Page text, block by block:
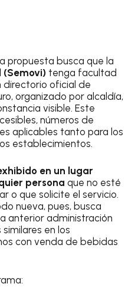
propuesta busca que la
tenga facultad
directorio oficial de
organizado por alcaldía,
visible. Este
números de
aplicables tanto para los
establecimientos.
en un lugar
persona que no esté
o que solicite el servicio.
nueva, pues, busca
anterior administración
en los
con venda de bebidas